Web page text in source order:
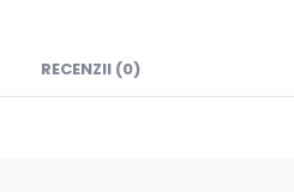
RECENZII (0)